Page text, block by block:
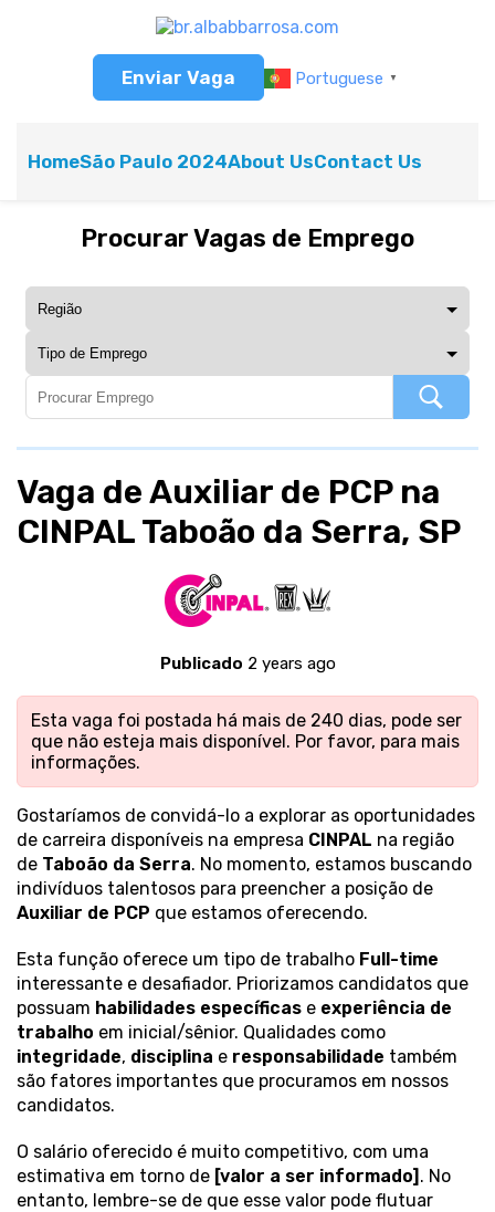
Enviar Vaga Portuguese ▼
HomeSão Paulo 2024About UsContact Us
Procurar Vagas de Emprego
Vaga de Auxiliar de PCP na
CINPAL Taboão da Serra, SP
Publicado 2 years ago
Esta vaga foi postada há mais de 240 dias, pode ser
que não esteja mais disponível. Por favor, para mais
informações.
Gostaríamos de convidá-lo a explorar as oportunidades
de carreira disponíveis na empresa CINPAL na região
de Taboão da Serra. No momento, estamos buscando
indivíduos talentosos para preencher a posição de
Auxiliar de PCP que estamos oferecendo.
Esta função oferece um tipo de trabalho Full-time
interessante e desafiador. Priorizamos candidatos que
possuam habilidades específicas e experiência de
trabalho em inicial/sênior. Qualidades como
integridade, disciplina e responsabilidade também
são fatores importantes que procuramos em nossos
candidatos.
O salário oferecido é muito competitivo, com uma
estimativa em torno de [valor a ser informado]. No
entanto, lembre-se de que esse valor pode flutuar